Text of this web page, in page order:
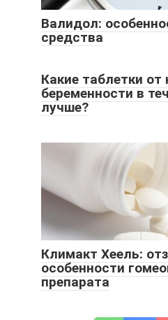
Валидол:
средства
Какие таблетки
беременности в
лучше?
Климакт Хеель:
особенности
препарата